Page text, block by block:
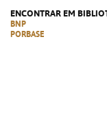
ENCONTRAR EM
BNP
PORBASE